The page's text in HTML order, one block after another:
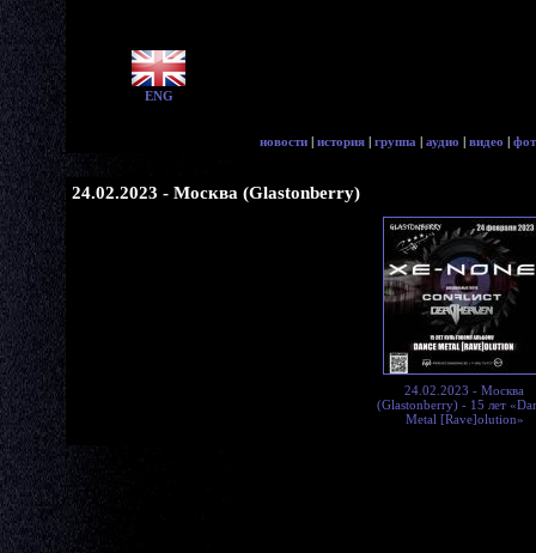
ENG
новости | история | группа | аудио | видео |
24.02.2023 - Москва (Glastonberry)
24.02.2023 - Москва
(Glastonberry) - 15 лет
Metal [Rave]olution»